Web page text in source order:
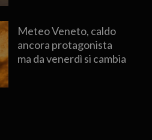
Meteo Veneto, caldo
ancora protagonista
ma da venerdì si cambia